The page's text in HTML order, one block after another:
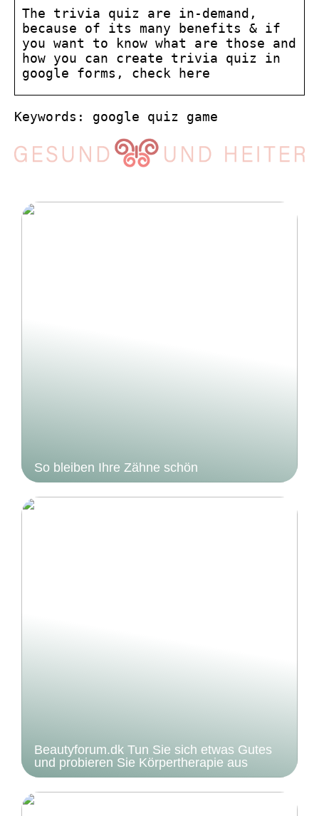
The trivia quiz are in-demand,
because of its many benefits & if
you want to know what are those and
how you can create trivia quiz in
google forms, check here
Keywords: google quiz game
So bleiben Ihre Zähne schön
Beautyforum.dk Tun Sie sich etwas Gutes
und probieren Sie Körpertherapie aus